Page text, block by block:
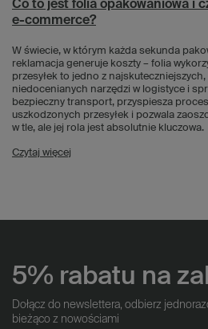
Co to jest folia opakowaniowa i
e-commerce?
W świecie, w którym każda sekunda
reklamacja generuje koszty – folia
przesyłek to jedno z
niedocenianych narzędzi w logistyce i
bezpieczny transport, przyspiesza
uszkodzonych przesyłek i pozwala
w tle, ale jej rola jest absolutnie kluczowa.
Czytaj więcej
5% rabatu na
Dołącz do newslettera, odbierz
bieżąco z nowościami